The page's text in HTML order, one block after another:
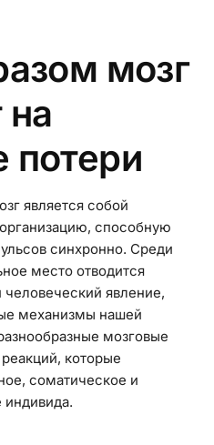
мозг
на
является собой
способную
синхронно. Среди
место отводится
явление,
механизмы нашей
мозговые
которые
соматическое и
индивида.